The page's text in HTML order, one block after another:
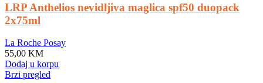
LRP Anthelios nevidljiva maglica spf50 duopack
2x75ml
La Roche Posay
55,00 KM
Dodaj u korpu
Brzi pregled